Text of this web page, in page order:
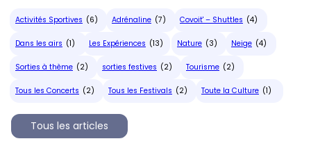
Activités Sportives (6) Adrénaline (7) Covoit' – Shuttles (4)
Dans les airs (1) Les Expériences (13) Nature (3) Neige (4)
Sorties à thème (2) sorties festives (2) Tourisme (2)
Tous les Concerts (2) Tous les Festivals (2) Toute la Culture (1)
Tous les articles